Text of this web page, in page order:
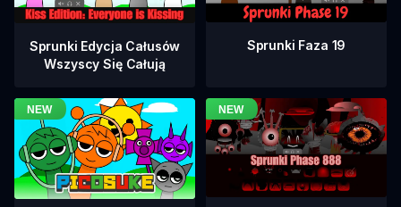
Sprunki Edycja Całusów
Wszyscy Się Całują
Sprunki Faza 19